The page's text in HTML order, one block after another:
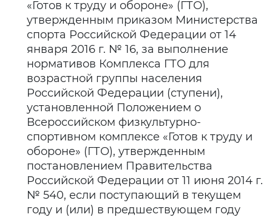
«Готов к труду и обороне» (ГТО),
утвержденным приказом Министерства
спорта Российской Федерации от 14
января 2016 г. № 16, за выполнение
нормативов Комплекса ГТО для
возрастной группы населения
Российской Федерации (ступени),
установленной Положением о
Всероссийском физкультурно-
спортивном комплексе «Готов к труду и
обороне» (ГТО), утвержденным
постановлением Правительства
Российской Федерации от 11 июня 2014 г.
№ 540, если поступающий в текущем
году и (или) в предшествующем году